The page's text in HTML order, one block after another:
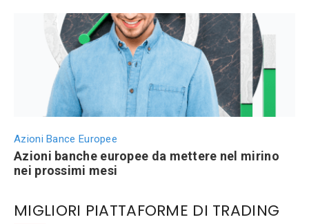
Azioni Bance Europee
Azioni banche europee da mettere nel mirino
nei prossimi mesi
MIGLIORI PIATTAFORME DI TRADING